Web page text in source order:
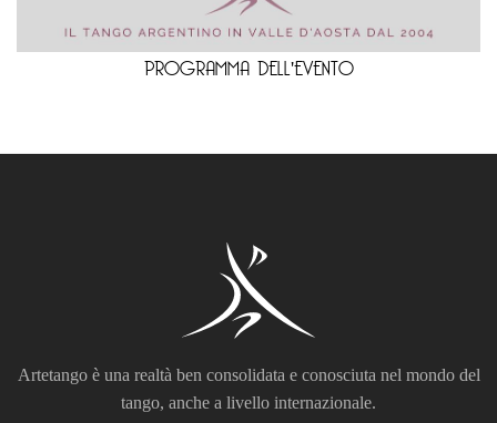
PROGRAMMA DELL'EVENTO
Artetango è una realtà ben consolidata e conosciuta nel mondo del
tango, anche a livello internazionale.